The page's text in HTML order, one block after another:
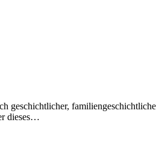
geschichtlicher,
dieses…